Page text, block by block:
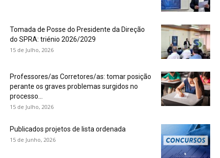
Tomada de Posse do Presidente da Direção
do SPRA: triénio 2026/2029
15 de Julho, 2026
Professores/as Corretores/as: tomar posição
perante os graves problemas surgidos no
processo...
15 de Julho, 2026
Publicados projetos de lista ordenada
15 de Junho, 2026